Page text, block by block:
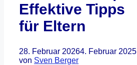
Effektive Tipps
für Eltern
28. Februar 20264. Februar 2025
von Sven Berger